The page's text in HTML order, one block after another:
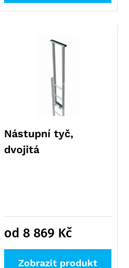
Nástupní tyč,
dvojitá
od 8 869 Kč
Zobrazit produkt